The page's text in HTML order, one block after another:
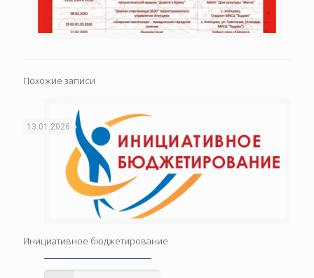
Похожие записи
13.01.2026
Инициативное бюджетирование